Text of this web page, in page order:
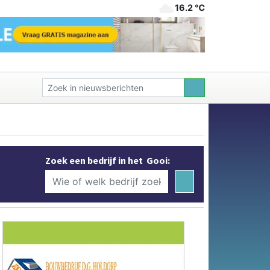
16.2 ℃
Zoek een bedrijf in het Gooi: